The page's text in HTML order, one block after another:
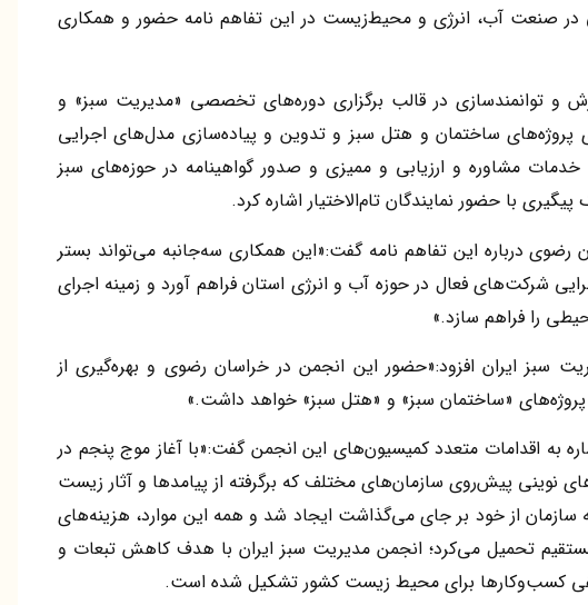
در صنعت آب، انرژی و محیط‌زیست در این تفاهم نامه حضور و همکاری
و توانمندسازی در قالب برگزاری دوره‌های تخصصی «مدیریت سبز» و
پروژه‌های ساختمان و هتل سبز و تدوین و پیاده‌سازی مدل‌های اجرایی
مشاوره و ارزیابی و ممیزی و صدور گواهینامه در حوزه‌های سبز
با حضور نمایندگان تام‌الاختیار اشاره کرد.
رضوی درباره این تفاهم نامه گفت:«این همکاری سه‌جانبه می‌تواند بستر
شرکت‌های فعال در حوزه آب و انرژی استان فراهم آورد و زمینه اجرای
را فراهم سازد.»
سبز ایران افزود:«حضور این انجمن در خراسان رضوی و بهره‌گیری از
«ساختمان سبز» و «هتل سبز» خواهد داشت.»
به اقدامات متعدد کمیسیون‌های این انجمن گفت:«با آغاز موج پنجم در
نوینی پیش‌روی سازمان‌های مختلف که برگرفته از پیامدها و آثار زیست
سازمان از خود بر جای می‌گذاشت ایجاد شد و همه این موارد، هزینه‌های
تحمیل می‌کرد؛ انجمن مدیریت سبز ایران با هدف کاهش تبعات و
منفی کسب‌وکارها برای محیط زیست کشور تشکیل شده است.